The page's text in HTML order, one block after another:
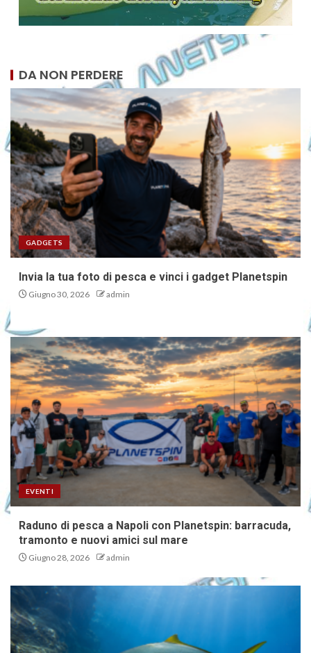
DA NON PERDERE
GADGETS
Invia la tua foto di pesca e vinci i gadget Planetspin
Giugno 30, 2026 admin
EVENTI
Raduno di pesca a Napoli con Planetspin: barracuda,
tramonto e nuovi amici sul mare
Giugno 28, 2026 admin